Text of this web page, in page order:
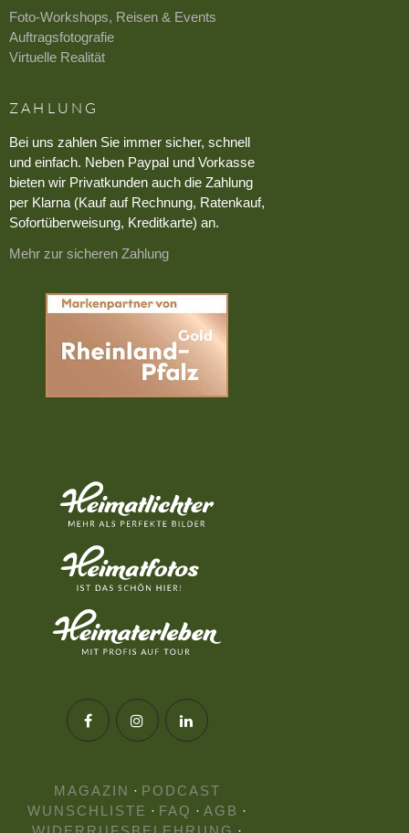
Foto-Workshops, Reisen & Events
Auftragsfotografie
Virtuelle Realität
ZAHLUNG
Bei uns zahlen Sie immer sicher, schnell
und einfach. Neben Paypal und Vorkasse
bieten wir Privatkunden auch die Zahlung
per Klarna (Kauf auf Rechnung, Ratenkauf,
Sofortüberweisung, Kreditkarte) an.
Mehr zur sicheren Zahlung
MAGAZIN · PODCAST
WUNSCHLISTE · FAQ · AGB ·